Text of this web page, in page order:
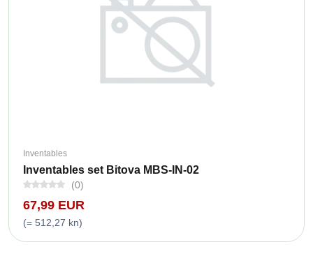
Inventables
Inventables set Bitova MBS-IN-02
(0)
67,99 EUR
(= 512,27 kn)